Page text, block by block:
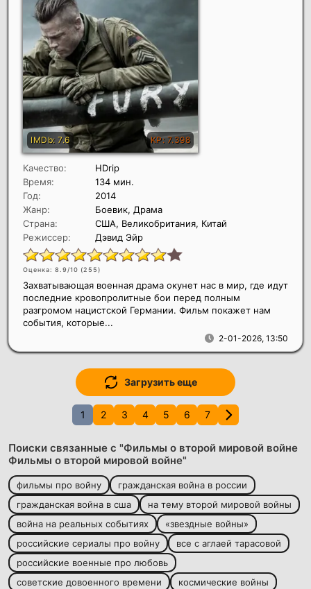
Качество:
HDrip
Время:
134 мин.
Год:
2014
Жанр:
Боевик, Драма
Страна:
США, Великобритания, Китай
Режиссер:
Дэвид Эйр
Оценка: 8.9/10 (255)
2-01-2026, 13:50
Захватывающая военная драма окунет нас в мир, где идут
последние кровопролитные бои перед полным
разгромом нацистской Германии. Фильм покажет нам
события, которые...
Загрузить еще
1 2 3 4 5 6 7
Поиски связанные с "Фильмы о второй мировой войне
Фильмы о второй мировой войне"
фильмы про войну
гражданская война в россии
гражданская война в сша
на тему второй мировой войны
война на реальных событиях
«звездные войны»
российские сериалы про войну
все с аглаей тарасовой
российские военные про любовь
советские довоенного времени
космические войны